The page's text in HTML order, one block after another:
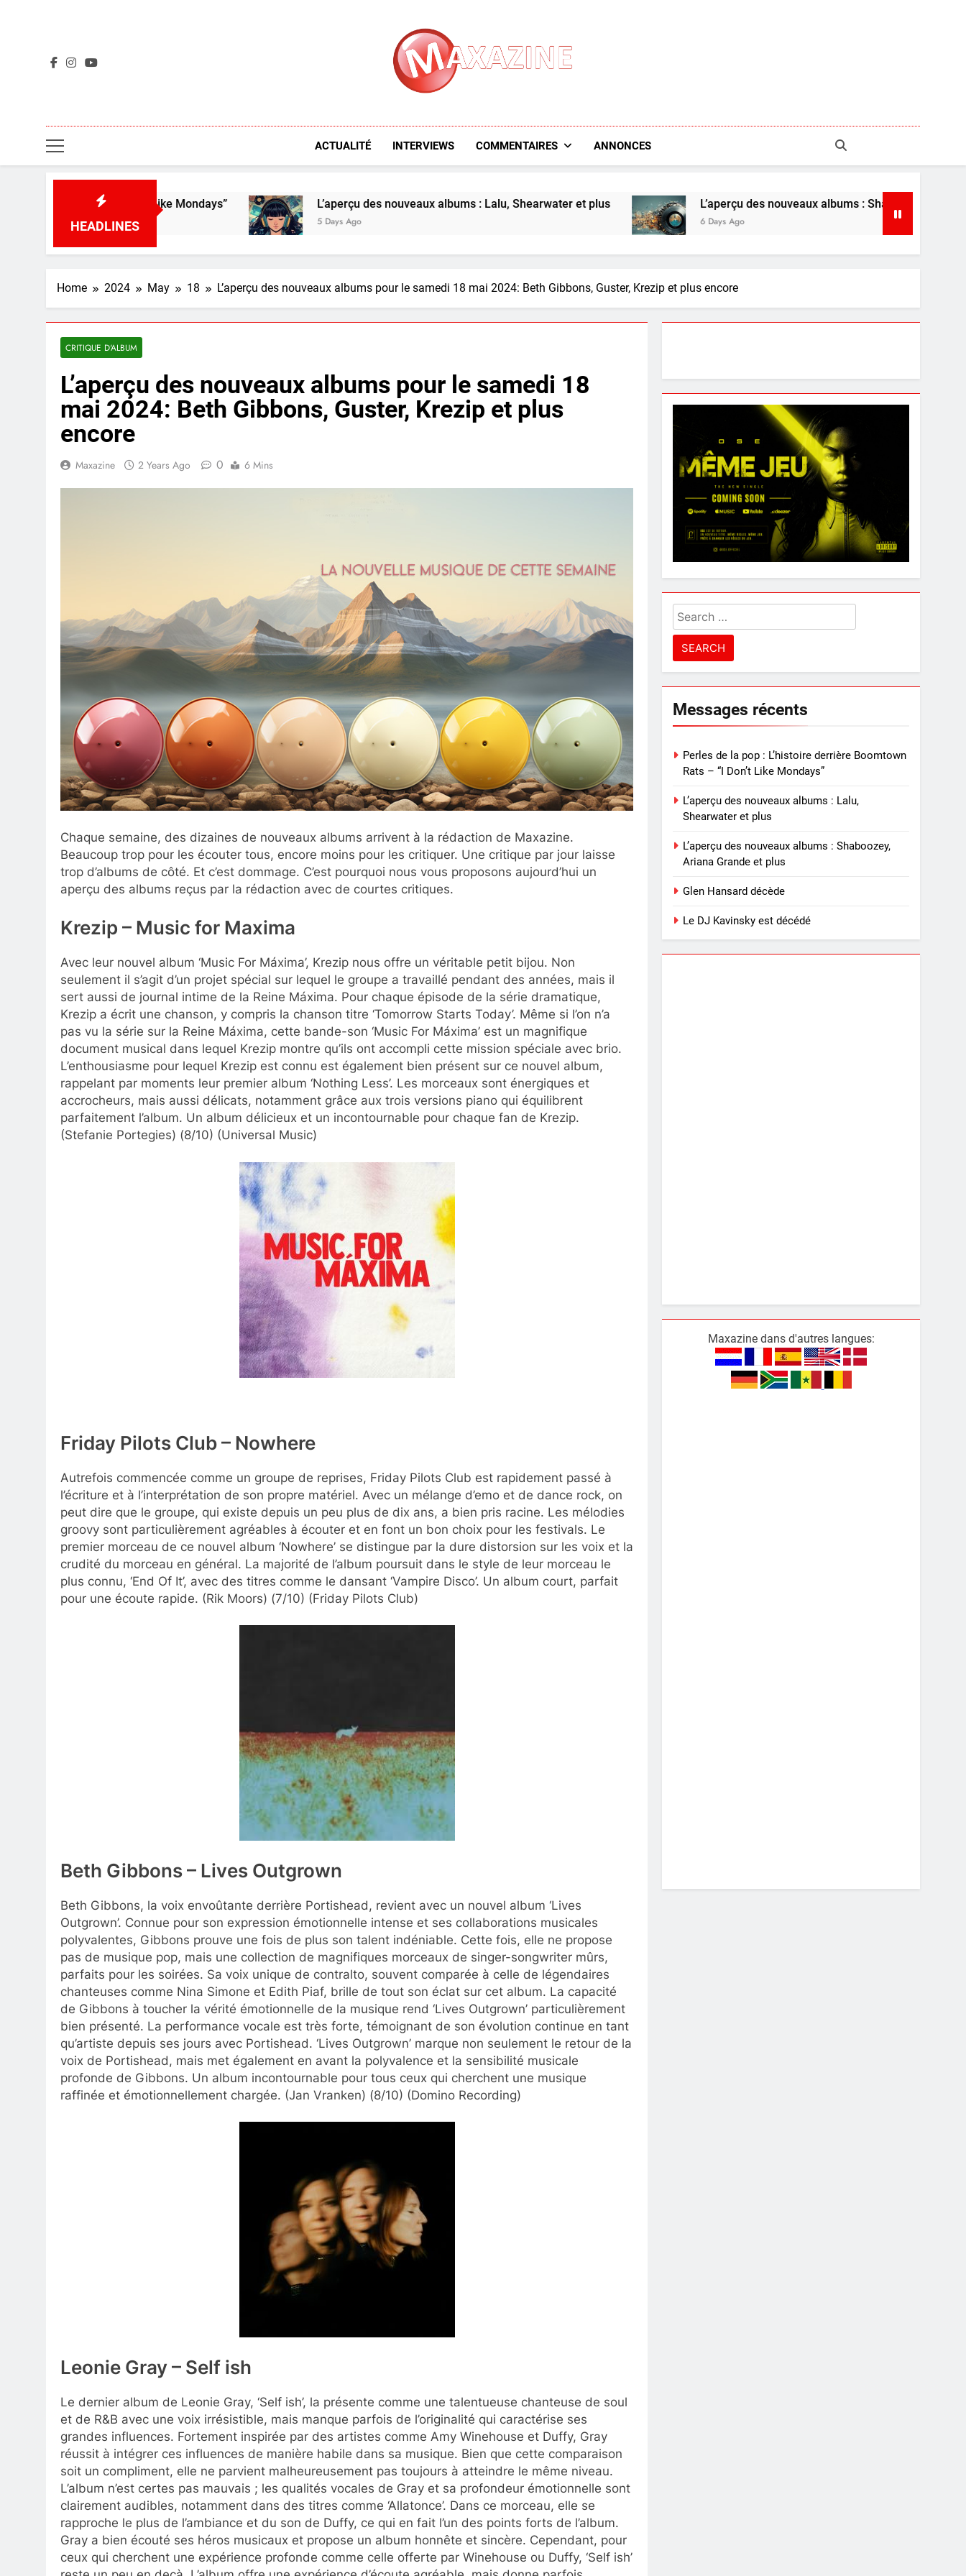
Maxazine.fr
ACTUALITÉ INTERVIEWS COMMENTAIRES ANNONCES
HEADLINES
“I Don’t Like Mondays” L’aperçu des nouveaux albums : Lalu, Shearwater et plus
5 Days Ago
L’aperçu des nouveaux albums : Shaboozey, Ariana Grande et plus
6 Days Ago
Home 2024 May 18 L’aperçu des nouveaux albums pour le samedi 18 mai 2024: Beth Gibbons, Guster, Krezip et plus encore
CRITIQUE D'ALBUM
L’aperçu des nouveaux albums pour le samedi 18
mai 2024: Beth Gibbons, Guster, Krezip et plus
encore
Maxazine 2 Years Ago 0 6 Mins
Chaque semaine, des dizaines de nouveaux albums arrivent à la rédaction de Maxazine.
Beaucoup trop pour les écouter tous, encore moins pour les critiquer. Une critique par jour laisse
trop d’albums de côté. Et c’est dommage. C’est pourquoi nous vous proposons aujourd’hui un
aperçu des albums reçus par la rédaction avec de courtes critiques.
Krezip – Music for Maxima
Avec leur nouvel album ‘Music For Máxima’, Krezip nous offre un véritable petit bijou. Non
seulement il s’agit d’un projet spécial sur lequel le groupe a travaillé pendant des années, mais il
sert aussi de journal intime de la Reine Máxima. Pour chaque épisode de la série dramatique,
Krezip a écrit une chanson, y compris la chanson titre ‘Tomorrow Starts Today’. Même si l’on n’a
pas vu la série sur la Reine Máxima, cette bande-son ‘Music For Máxima’ est un magnifique
document musical dans lequel Krezip montre qu’ils ont accompli cette mission spéciale avec brio.
L’enthousiasme pour lequel Krezip est connu est également bien présent sur ce nouvel album,
rappelant par moments leur premier album ‘Nothing Less’. Les morceaux sont énergiques et
accrocheurs, mais aussi délicats, notamment grâce aux trois versions piano qui équilibrent
parfaitement l’album. Un album délicieux et un incontournable pour chaque fan de Krezip.
(Stefanie Portegies) (8/10) (Universal Music)
Friday Pilots Club – Nowhere
Autrefois commencée comme un groupe de reprises, Friday Pilots Club est rapidement passé à
l’écriture et à l’interprétation de son propre matériel. Avec un mélange d’emo et de dance rock, on
peut dire que le groupe, qui existe depuis un peu plus de dix ans, a bien pris racine. Les mélodies
groovy sont particulièrement agréables à écouter et en font un bon choix pour les festivals. Le
premier morceau de ce nouvel album ‘Nowhere’ se distingue par la dure distorsion sur les voix et la
crudité du morceau en général. La majorité de l’album poursuit dans le style de leur morceau le
plus connu, ‘End Of It’, avec des titres comme le dansant ‘Vampire Disco’. Un album court, parfait
pour une écoute rapide. (Rik Moors) (7/10) (Friday Pilots Club)
Beth Gibbons – Lives Outgrown
Beth Gibbons, la voix envoûtante derrière Portishead, revient avec un nouvel album ‘Lives
Outgrown’. Connue pour son expression émotionnelle intense et ses collaborations musicales
polyvalentes, Gibbons prouve une fois de plus son talent indéniable. Cette fois, elle ne propose
pas de musique pop, mais une collection de magnifiques morceaux de singer-songwriter mûrs,
parfaits pour les soirées. Sa voix unique de contralto, souvent comparée à celle de légendaires
chanteuses comme Nina Simone et Edith Piaf, brille de tout son éclat sur cet album. La capacité
de Gibbons à toucher la vérité émotionnelle de la musique rend ‘Lives Outgrown’ particulièrement
bien présenté. La performance vocale est très forte, témoignant de son évolution continue en tant
qu’artiste depuis ses jours avec Portishead. ‘Lives Outgrown’ marque non seulement le retour de la
voix de Portishead, mais met également en avant la polyvalence et la sensibilité musicale
profonde de Gibbons. Un album incontournable pour tous ceux qui cherchent une musique
raffinée et émotionnellement chargée. (Jan Vranken) (8/10) (Domino Recording)
Leonie Gray – Self ish
Le dernier album de Leonie Gray, ‘Self ish’, la présente comme une talentueuse chanteuse de soul
et de R&B avec une voix irrésistible, mais manque parfois de l’originalité qui caractérise ses
grandes influences. Fortement inspirée par des artistes comme Amy Winehouse et Duffy, Gray
réussit à intégrer ces influences de manière habile dans sa musique. Bien que cette comparaison
soit un compliment, elle ne parvient malheureusement pas toujours à atteindre le même niveau.
L’album n’est certes pas mauvais ; les qualités vocales de Gray et sa profondeur émotionnelle sont
clairement audibles, notamment dans des titres comme ‘Allatonce’. Dans ce morceau, elle se
rapproche le plus de l’ambiance et du son de Duffy, ce qui en fait l’un des points forts de l’album.
Gray a bien écouté ses héros musicaux et propose un album honnête et sincère. Cependant, pour
ceux qui cherchent une expérience profonde comme celle offerte par Winehouse ou Duffy, ‘Self ish’
Search
for:
Messages récents
Perles de la pop : L’histoire derrière Boomtown
Rats – “I Don’t Like Mondays”
L’aperçu des nouveaux albums : Lalu,
Shearwater et plus
L’aperçu des nouveaux albums : Shaboozey,
Ariana Grande et plus
Glen Hansard décède
Le DJ Kavinsky est décédé
Maxazine dans d'autres langues: